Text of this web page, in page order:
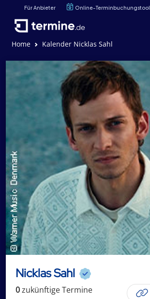
Für Anbieter Online-Terminbuchungstool
Home Kalender Nicklas Sahl
Nicklas Sahl
0zukünftigeTermine